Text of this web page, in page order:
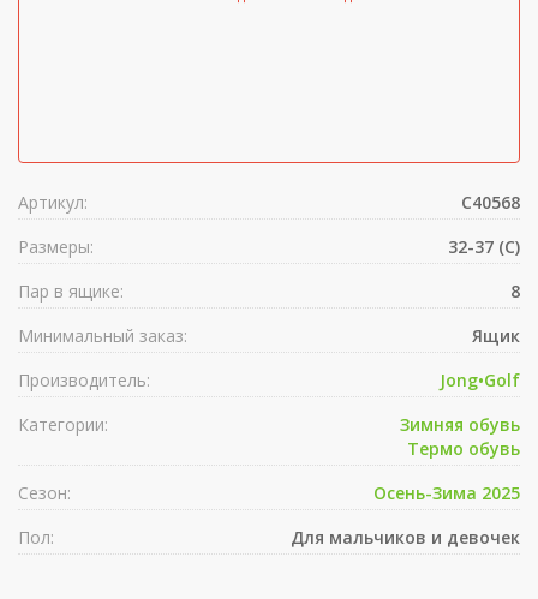
Артикул:
C40568
Размеры:
32-37 (C)
Пар в ящике:
8
Минимальный заказ:
Ящик
Производитель:
Jong•Golf
Категории:
Зимняя обувь
Термо обувь
Сезон:
Осень-Зима 2025
Пол:
Для мальчиков и девочек